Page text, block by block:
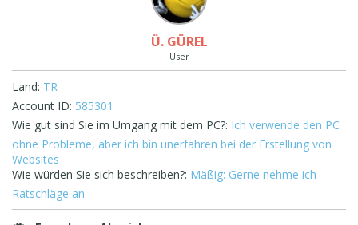
Ü. GÜREL
User
Land: TR
Account ID: 585301
Wie gut sind Sie im Umgang mit dem PC?: Ich verwende den PC
ohne Probleme, aber ich bin unerfahren bei der Erstellung von
Websites
Wie würden Sie sich beschreiben?: Mäßig: Gerne nehme ich
Ratschläge an